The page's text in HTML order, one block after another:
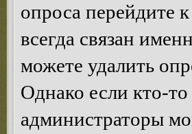
опроса перейдите
всегда связан
можете удалить
Однако если кто-
администраторы